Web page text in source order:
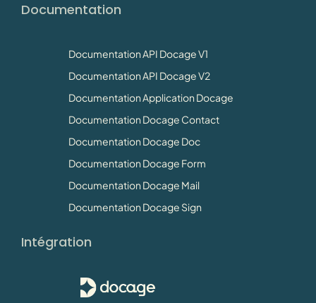
Documentation
Documentation API Docage V1
Documentation API Docage V2
Documentation Application Docage
Documentation Docage Contact
Documentation Docage Doc
Documentation Docage Form
Documentation Docage Mail
Documentation Docage Sign
Intégration